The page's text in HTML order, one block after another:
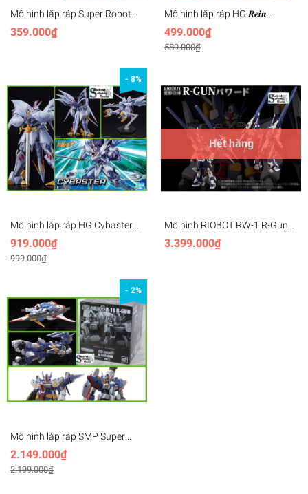
Mô hình lắp ráp Super Robot
Wars OG DYGENGUAR - BT
359.000₫
Mô hình lắp ráp HG 𝑹𝒆𝒊𝒏
𝑾𝒆𝒊𝒃𝒓𝒊𝒕𝒕𝒆𝒓 SUPER ROBOT WARS
SRWOG BT model
499.000₫
589.000₫
- 8%
Mô hình lắp ráp HG Cybaster
Cybuster Super robot wars
SRW OG Bandai
919.000₫
999.000₫
Hết hàng
Mô hình RIOBOT RW-1 R-Gun
Powered Super Robot Wars
SRW OG Original Generations
3.399.000₫
- 2%
Mô hình lắp ráp SMP Super
Robot Wars OG R-1 R-GUN (Set
R1 + R-GUN) Shokugan
BANDAI
2.149.000₫
2.199.000₫